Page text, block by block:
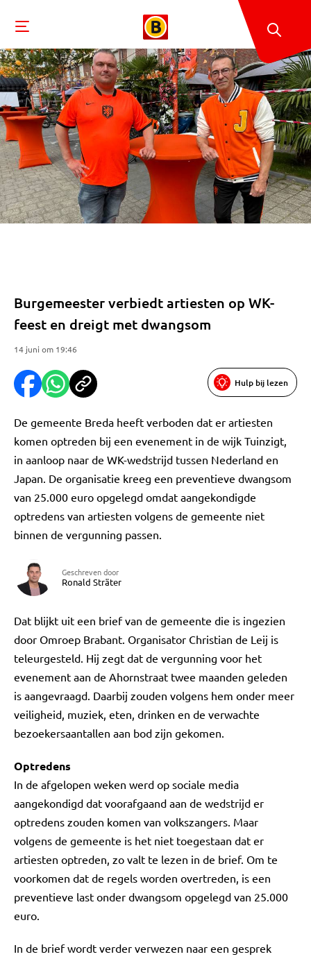
Burgemeester verbiedt artiesten op WK-
feest en dreigt met dwangsom
14 juni om 19:46
Hulp bij lezen
De gemeente Breda heeft verboden dat er artiesten
komen optreden bij een evenement in de wijk Tuinzigt,
in aanloop naar de WK-wedstrijd tussen Nederland en
Japan. De organisatie kreeg een preventieve dwangsom
van 25.000 euro opgelegd omdat aangekondigde
optredens van artiesten volgens de gemeente niet
binnen de vergunning passen.
Geschreven door
Ronald Sträter
Dat blijkt uit een brief van de gemeente die is ingezien
door Omroep Brabant. Organisator Christian de Leij is
teleurgesteld. Hij zegt dat de vergunning voor het
evenement aan de Ahornstraat twee maanden geleden
is aangevraagd. Daarbij zouden volgens hem onder meer
veiligheid, muziek, eten, drinken en de verwachte
bezoekersaantallen aan bod zijn gekomen.
Optredens
In de afgelopen weken werd op sociale media
aangekondigd dat voorafgaand aan de wedstrijd er
optredens zouden komen van volkszangers. Maar
volgens de gemeente is het niet toegestaan dat er
artiesten optreden, zo valt te lezen in de brief. Om te
voorkomen dat de regels worden overtreden, is een
preventieve last onder dwangsom opgelegd van 25.000
euro.
In de brief wordt verder verwezen naar een gesprek